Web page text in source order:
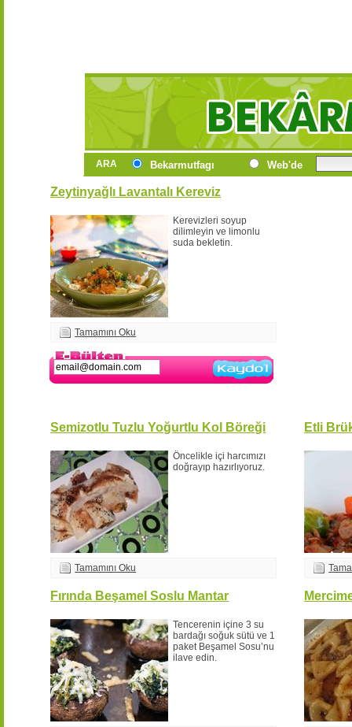
ARA Bekarmutfagı Web'de
Zeytinyağlı Lavantalı Kereviz
Kerevizleri soyup
dilimleyin ve limonlu
suda bekletin.
Tamamını Oku
Semizotlu Tuzlu Yoğurtlu Kol Böreği
Öncelikle içi harcımızı
doğrayıp hazırlıyoruz.
Tamamını Oku
Etli
Fırında Beşamel Soslu Mantar
Tencerenin içine 3 su
bardağı soğuk sütü ve 1
paket Beşamel Sosu’nu
ilave edin.